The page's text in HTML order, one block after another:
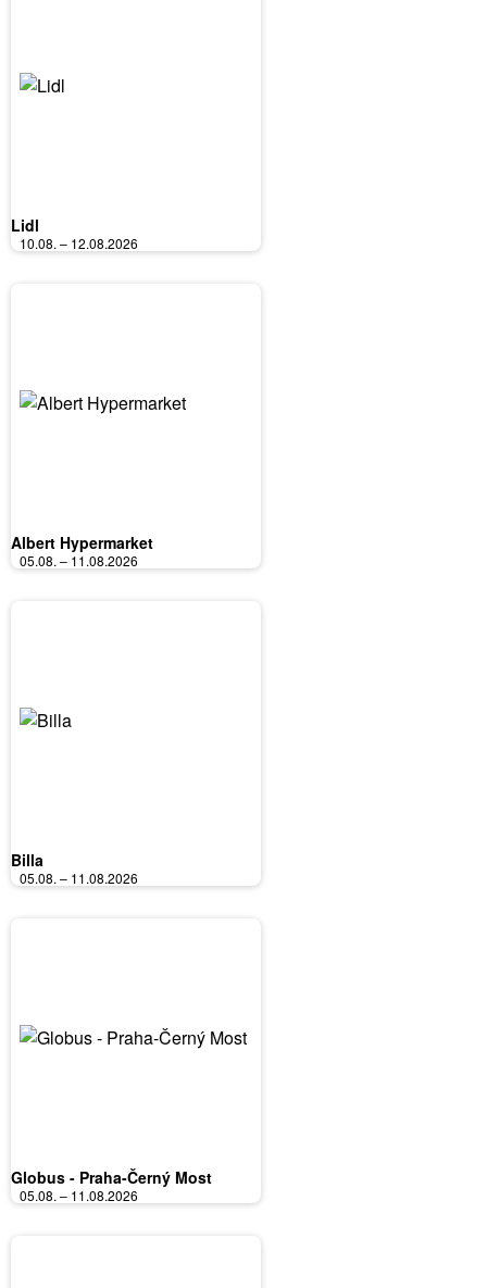
Lidl
10.08. – 12.08.2026
Albert Hypermarket
05.08. – 11.08.2026
Billa
05.08. – 11.08.2026
Globus - Praha-Černý Most
05.08. – 11.08.2026